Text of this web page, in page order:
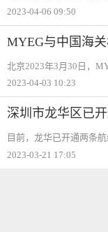
双方将联手打造菜鸟国
中心位于深
2023-04-06 09:50
MYEG与中国海
实现跨境贸易互
北京2023年3月30日，
海关总署（"GACC"）全
便
2023-04-03 10:23
深圳市龙华区已
目前，龙华已开通两条
成战略合作，双方将以
2023-03-21 17:05